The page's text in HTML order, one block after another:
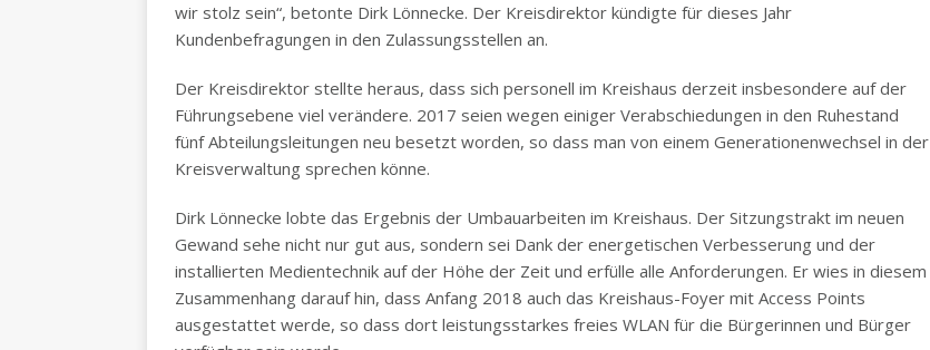
wir stolz sein“, betonte Dirk Lönnecke. Der Kreisdirektor kündigte für dieses Jahr
Kundenbefragungen in den Zulassungsstellen an.
Der Kreisdirektor stellte heraus, dass sich personell im Kreishaus derzeit insbesondere auf der
Führungsebene viel verändere. 2017 seien wegen einiger Verabschiedungen in den Ruhestand
fünf Abteilungsleitungen neu besetzt worden, so dass man von einem Generationenwechsel in der
Kreisverwaltung sprechen könne.
Dirk Lönnecke lobte das Ergebnis der Umbauarbeiten im Kreishaus. Der Sitzungstrakt im neuen
Gewand sehe nicht nur gut aus, sondern sei Dank der energetischen Verbesserung und der
installierten Medientechnik auf der Höhe der Zeit und erfülle alle Anforderungen. Er wies in diesem
Zusammenhang darauf hin, dass Anfang 2018 auch das Kreishaus-Foyer mit Access Points
ausgestattet werde, so dass dort leistungsstarkes freies WLAN für die Bürgerinnen und Bürger